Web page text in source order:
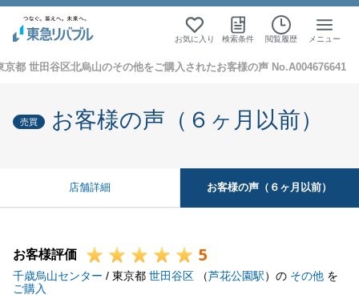
お気に入り 検索条件 閲覧履歴 メニュー
京都 世田谷区北烏山のその他をご購入されたお客様の声 No.A004676641
売買 お客様の声（６ヶ月以前）
店舗詳細 お客様の声（６ヶ月以前）
お客様評価 5
千歳烏山センター / 東京都 世田谷区 （芦花公園駅）の その他 を
ご購入